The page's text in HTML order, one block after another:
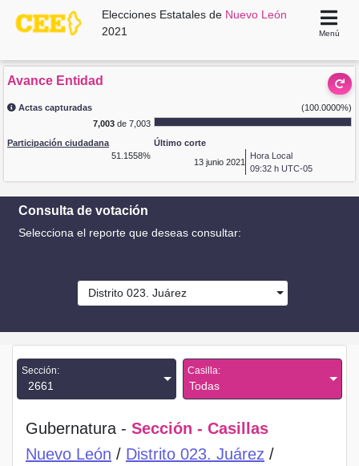
Elecciones Estatales de Nuevo León
2021
Menú
Avance Entidad
Actas capturadas
(100.0000%)
7,003de 7,003
Participación ciudadana
51.1558%
Último corte
13 junio 2021
Hora Local
09:32 h UTC-05
Consulta de votación
Selecciona el reporte que deseas consultar:
Distrito 023. Juárez
Sección:
2661
Casilla:
Todas
Gubernatura - Sección - Casillas
Nuevo León / Distrito 023. Juárez /